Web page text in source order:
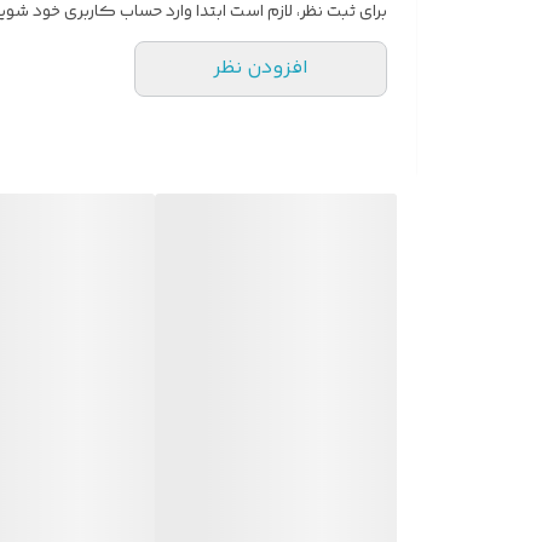
برای ثبت نظر، لازم است ابتدا وارد حساب کاربری خود
افزودن نظر